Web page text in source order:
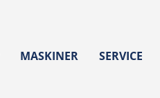
MASKINER SERVICE